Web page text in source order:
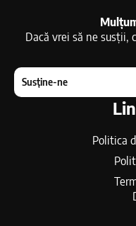
Dacă vrei să ne susții,
Susține-ne
Politica